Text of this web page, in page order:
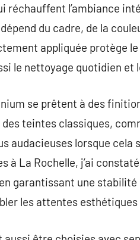
réchauffent l’ambiance
du cadre, de la
appliquée protège
le nettoyage quotidien et
se prêtent à des
des teintes classiques,
audacieuses lorsque cela
à La Rochelle, j’ai
garantissant une stabilité
les attentes